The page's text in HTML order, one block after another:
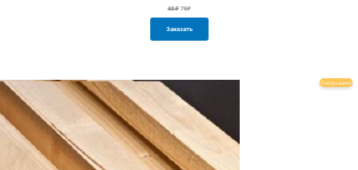
80₽ Первоначальная
составляла
80₽.
76₽Текущая
Заказать
Распродажа